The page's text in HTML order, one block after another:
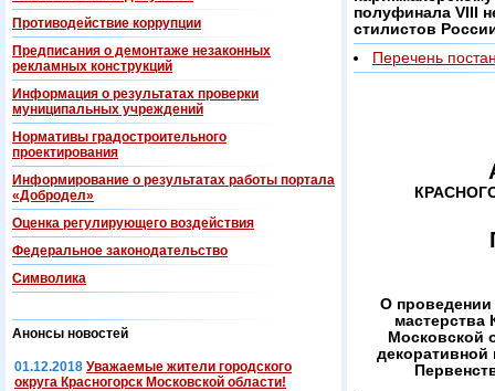
Противодействие коррупции
Предписания о демонтаже незаконных
рекламных конструкций
Информация о результатах проверки
муниципальных учреждений
Нормативы градостроительного
проектирования
Информирование о результатах работы портала
«Добродел»
Оценка регулирующего воздействия
Федеральнoe законодательство
Символика
Анонсы новостей
01.12.2018 Уважаемые жители городского
округа Красногорск Московской области!
полуфинала VIII
стилистов
Перечень
О проведении
мастерства
Московской
декоративной